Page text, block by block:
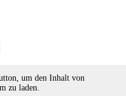
um den Inhalt von
zu laden.